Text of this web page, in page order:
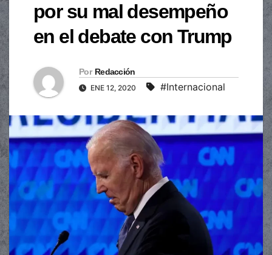
por su mal desempeño
en el debate con Trump
Por Redacción
ENE 12, 2020 #Internacional